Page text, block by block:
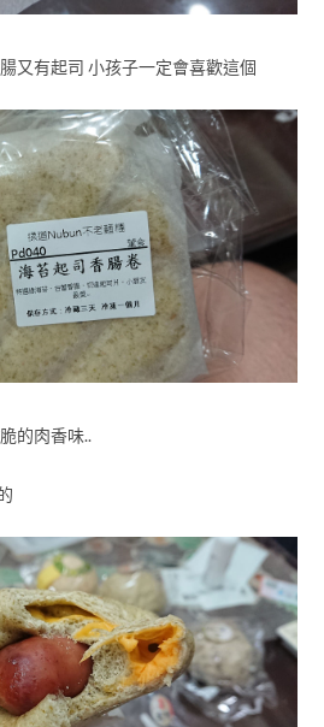
又有起司 小孩子一定會喜歡這個
的肉香味..